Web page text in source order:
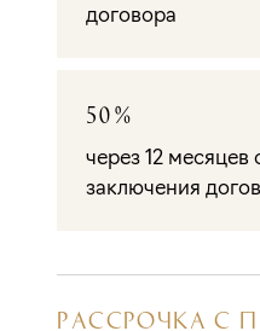
договора
50%
через 12 месяцев
заключения
РАССРОЧКА С